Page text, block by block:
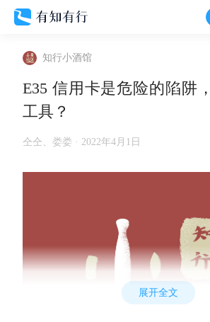
加入我们
知行小酒馆
E35 信用卡是危险的陷阱
工具？
仝仝、娄娄 · 2022年4月1日
展开全文